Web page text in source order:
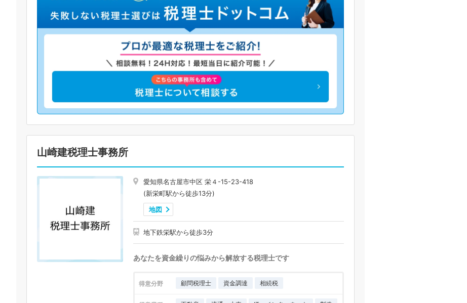
山崎建税理士事務所
愛知県名古屋市中区 栄４-15-23-418
(新栄町駅から徒歩13分)
地図
地下鉄栄駅から徒歩3分
あなたを資金繰りの悩みから解放する税理士です
得意分野 顧問税理士 資金調達 相続税